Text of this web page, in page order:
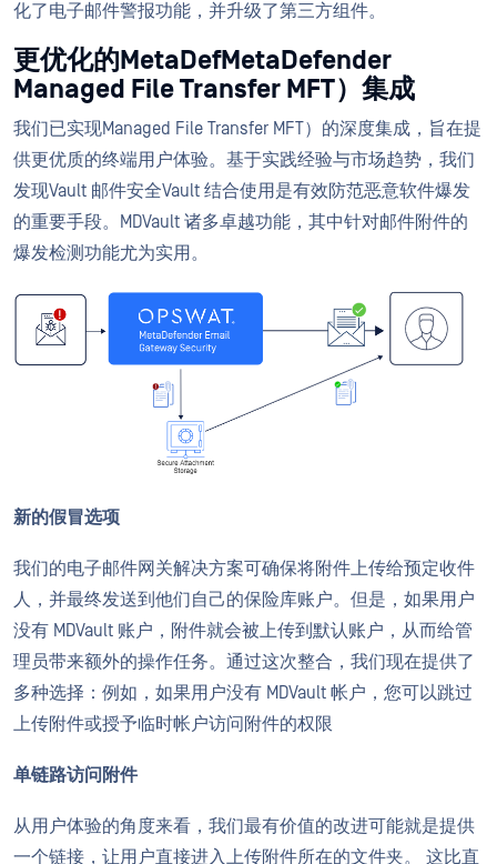
化了电子邮件警报功能，并升级了第三方组件。
更优化的MetaDefMetaDefender
Managed File Transfer MFT）集成
我们已实现Managed File Transfer MFT）的深度集成，旨在提
供更优质的终端用户体验。基于实践经验与市场趋势，我们
发现Vault 邮件安全Vault 结合使用是有效防范恶意软件爆发
的重要手段。MDVault 诸多卓越功能，其中针对邮件附件的
爆发检测功能尤为实用。
新的假冒选项
我们的电子邮件网关解决方案可确保将附件上传给预定收件
人，并最终发送到他们自己的保险库账户。但是，如果用户
没有 MDVault 账户，附件就会被上传到默认账户，从而给管
理员带来额外的操作任务。通过这次整合，我们现在提供了
多种选择：例如，如果用户没有 MDVault 帐户，您可以跳过
上传附件或授予临时帐户访问附件的权限
单链路访问附件
从用户体验的角度来看，我们最有价值的改进可能就是提供
一个链接，让用户直接进入上传附件所在的文件夹。 这比直